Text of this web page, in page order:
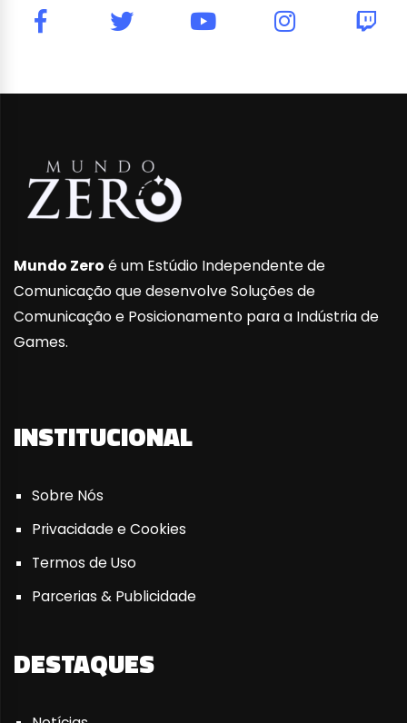
Mundo Zero é um Estúdio Independente de
Comunicação que desenvolve Soluções de
Comunicação e Posicionamento para a Indústria de
Games.
INSTITUCIONAL
Sobre Nós
Privacidade e Cookies
Termos de Uso
Parcerias & Publicidade
DESTAQUES